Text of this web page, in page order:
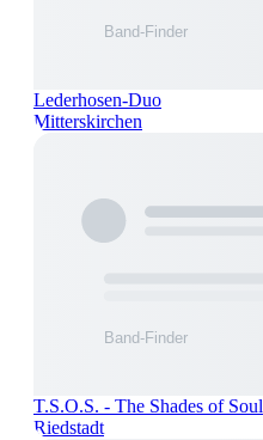
Lederhosen-Duo
Mitterskirchen
T.S.O.S. - The Shades of Soul
Riedstadt